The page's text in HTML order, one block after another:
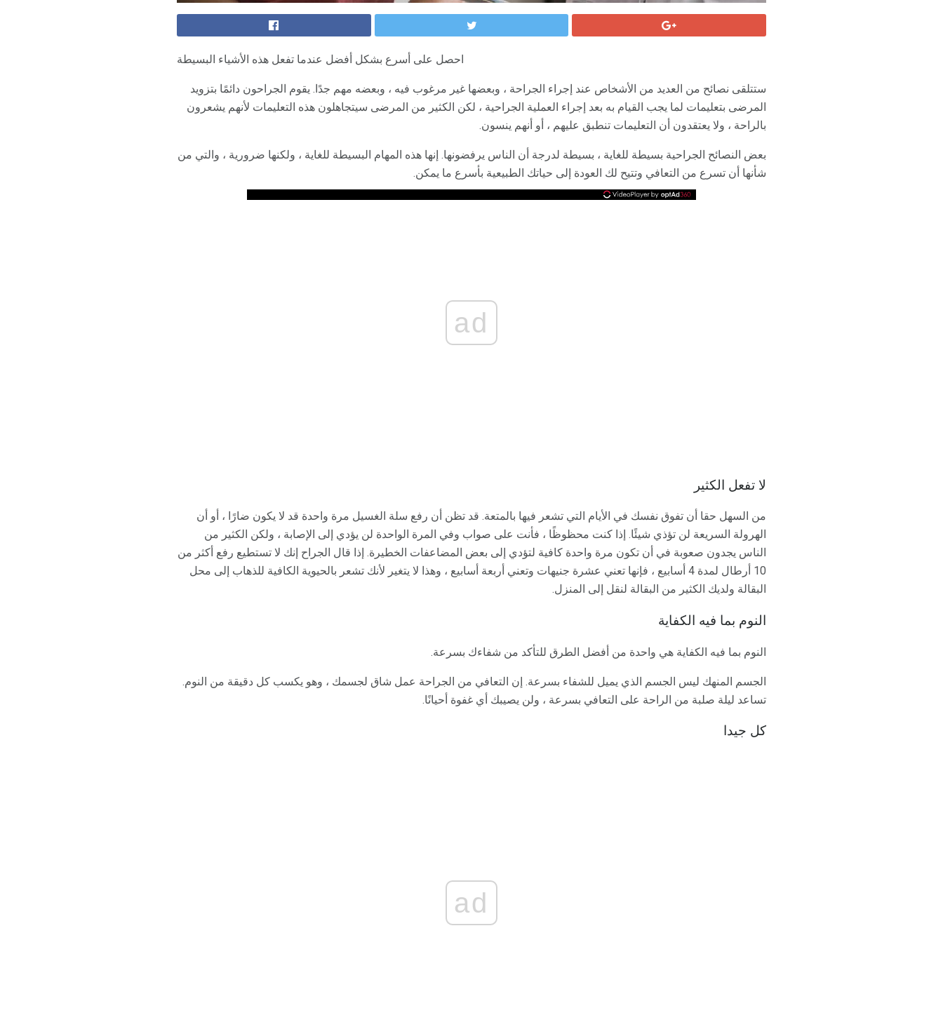
احصل على أسرع بشكل أفضل عندما تفعل هذه الأشياء البسيطة
ستتلقى نصائح من العديد من الأشخاص عند إجراء الجراحة ، وبعضها غير مرغوب فيه ، وبعضه مهم جدًا. يقوم الجراحون دائمًا بتزويد
المرضى بتعليمات لما يجب القيام به بعد إجراء العملية الجراحية ، لكن الكثير من المرضى سيتجاهلون هذه التعليمات لأنهم يشعرون
بالراحة ، ولا يعتقدون أن التعليمات تنطبق عليهم ، أو أنهم ينسون.
بعض النصائح الجراحية بسيطة للغاية ، بسيطة لدرجة أن الناس يرفضونها. إنها هذه المهام البسيطة للغاية ، ولكنها ضرورية ، والتي من
شأنها أن تسرع من التعافي وتتيح لك العودة إلى حياتك الطبيعية بأسرع ما يمكن.
ad
لا تفعل الكثير
من السهل حقا أن تفوق نفسك في الأيام التي تشعر فيها بالمتعة. قد تظن أن رفع سلة الغسيل مرة واحدة قد لا يكون ضارًا ، أو أن
الهرولة السريعة لن تؤذي شيئًا. إذا كنت محظوظًا ، فأنت على صواب وفي المرة الواحدة لن يؤدي إلى الإصابة ، ولكن الكثير من
الناس يجدون صعوبة في أن تكون مرة واحدة كافية لتؤدي إلى بعض المضاعفات الخطيرة. إذا قال الجراح إنك لا تستطيع رفع أكثر من
10 أرطال لمدة 4 أسابيع ، فإنها تعني عشرة جنيهات وتعني أربعة أسابيع ، وهذا لا يتغير لأنك تشعر بالحيوية الكافية للذهاب إلى محل
البقالة ولديك الكثير من البقالة لنقل إلى المنزل.
النوم بما فيه الكفاية
النوم بما فيه الكفاية هي واحدة من أفضل الطرق للتأكد من شفاءك بسرعة.
الجسم المنهك ليس الجسم الذي يميل للشفاء بسرعة. إن التعافي من الجراحة عمل شاق لجسمك ، وهو يكسب كل دقيقة من النوم.
تساعد ليلة صلبة من الراحة على التعافي بسرعة ، ولن يصيبك أي غفوة أحيانًا.
كل جيدا
ad